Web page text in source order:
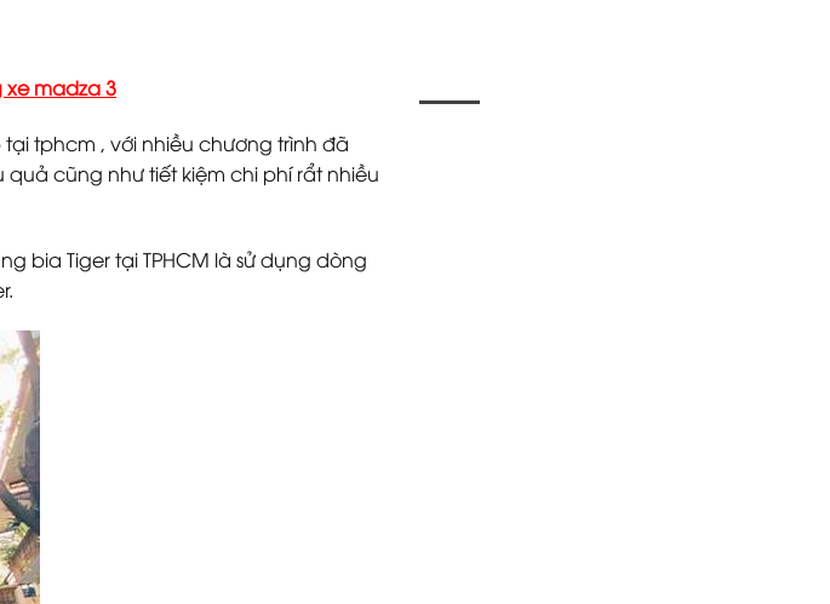
madza 3
tphcm , với nhiều chương trình đã
cũng như tiết kiệm chi phí rẩt nhiều
bia Tiger tại TPHCM là sử dụng dòng